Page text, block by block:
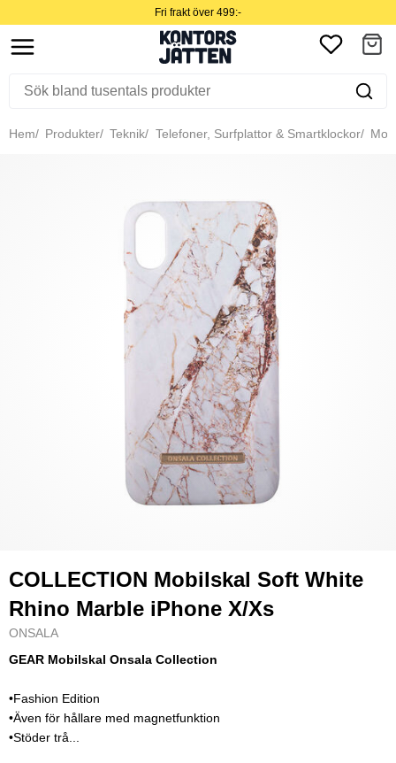
Fri frakt över 499:-
Hem Produkter Teknik Telefoner, Surfplattor & Smartklockor
COLLECTION Mobilskal Soft White
Rhino Marble iPhone X/Xs
ONSALA
GEAR Mobilskal Onsala Collection
•Fashion Edition
•Även för hållare med magnetfunktion
•Stöder trå...